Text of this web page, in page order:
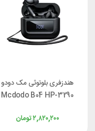
هندزفری بلوتوثی مک دودو
Mcdodo B04 HP-3290
تومان۲,۸۲۰,۲۰۰